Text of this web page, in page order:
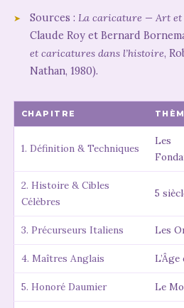
Sources : La caricature — Art et
Claude Roy et Bernard
et caricatures dans l’histoire,
Nathan, 1980).
CHAPITRE
1. Définition & Techniques
Les
2. Histoire & Cibles
Célèbres
5
3. Précurseurs Italiens Les
4. Maîtres Anglais L’Âge
5. Honoré Daumier Le